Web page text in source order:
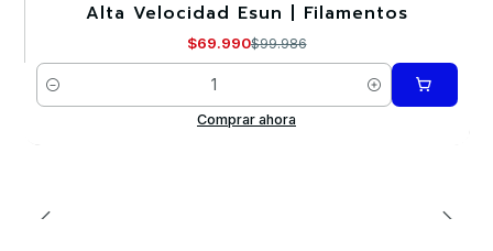
Alta Velocidad Esun | Filamentos
$69.990$99.986
Cantidad
Comprar ahora